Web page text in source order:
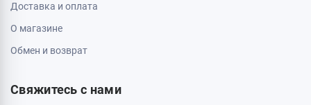
Доставка и оплата
О магазине
Обмен и возврат
Свяжитесь с нами